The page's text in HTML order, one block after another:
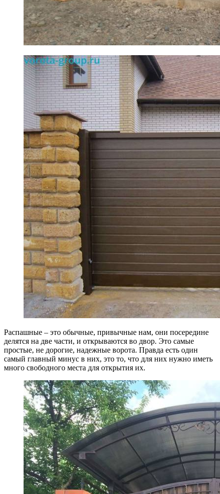
Распашные – это обычные, привычные нам, они посередине
делятся на две части, и открываются во двор. Это самые
простые, не дорогие, надежные ворота. Правда есть один
самый главный минус в них, это то, что для них нужно иметь
много свободного места для открытия их.